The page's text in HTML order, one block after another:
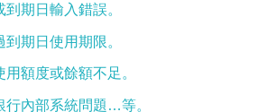
期日輸入錯誤。
期日使用期限。
額度或餘額不足。
行內部系統問題…等。